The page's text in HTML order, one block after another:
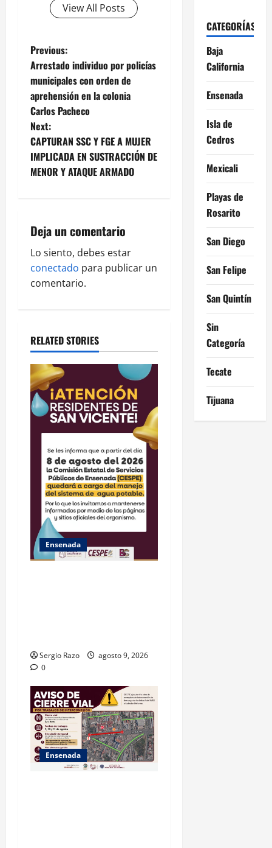
View All Posts
P
o
s
t
n
a
i
g
a
i
o
n
Previous:
Arrestado individuo por policías
municipales con orden de
aprehensión en la colonia
Carlos Pacheco
Next:
CAPTURAN SSC Y FGE A MUJER
IMPLICADA EN SUSTRACCIÓN DE
MENOR Y ATAQUE ARMADO
Deja un comentario
Lo siento, debes estar
conectado para publicar un
comentario.
RELATED STORIES
Ensenada
Sergio Razo
agosto 9, 2026
0
Ensenada
CATEGORÍAS
Baja
California
Ensenada
Isla de
Cedros
Mexicali
Playas de
Rosarito
San Diego
San Felipe
San Quintín
Sin
Categoría
Tecate
Tijuana